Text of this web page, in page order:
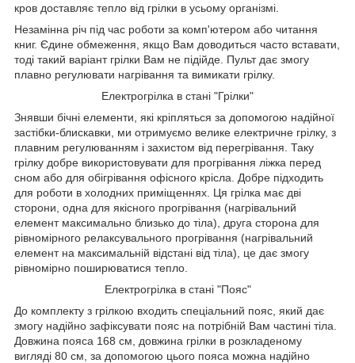
кров доставляє тепло від грілки в усьому організмі.
Незамінна річ під час роботи за комп'ютером або читання
книг. Єдине обмеження, якщо Вам доводиться часто вставати,
тоді такий варіант грілки Вам не підійде. Пульт дає змогу
плавно регулювати нагрівання та вимикати грілку.
Електрогрілка в стані "Грілки"
Знявши бічні елементи, які кріпляться за допомогою надійної
застібки-блискавки, ми отримуємо велике електричне грілку, з
плавним регулюванням і захистом від перегрівання. Таку
грілку добре використовувати для прогрівання ліжка перед
сном або для обігрівання офісного крісла. Добре підходить
для роботи в холодних приміщеннях. Ця грілка має дві
сторони, одна для якісного прогрівання (нагрівальний
елемент максимально близько до тіла), друга сторона для
рівномірного релаксувального прогрівання (нагрівальний
елемент на максимальній відстані від тіла), це дає змогу
рівномірно поширюватися тепло.
Електрогрілка в стані "Пояс"
До комплекту з грілкою входить спеціальний пояс, який дає
змогу надійно зафіксувати пояс на потрібній Вам частині тіла.
Довжина пояса 168 см, довжина грілки в розкладеному
вигляді 80 см, за допомогою цього пояса можна надійно